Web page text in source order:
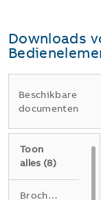
Downloads
Beschikbare
documenten
Toon
alles (8)
Brochure